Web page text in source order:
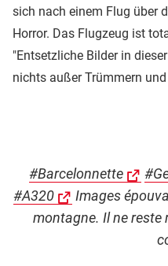
sich nach einem Flug über
Horror. Das Flugzeug ist
"Entsetzliche Bilder in
nichts außer Trümmern und
#Barcelonnette
#A320
Images
montagne. Il ne reste